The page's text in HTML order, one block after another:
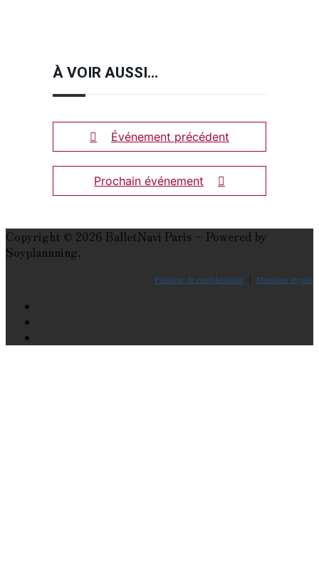
À VOIR AUSSI…
Événement précédent
Prochain événement
Copyright © 2026 BalletNavi Paris – Powered by
Soyplannning.
Politique de confidentialité Mentions légales